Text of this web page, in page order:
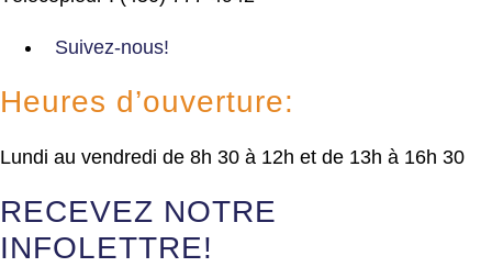
Suivez-nous!
Heures d’ouverture:
Lundi au vendredi de 8h 30 à 12h et de 13h à 16h 30
RECEVEZ NOTRE
INFOLETTRE!